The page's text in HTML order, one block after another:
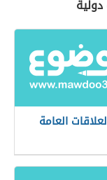
العامة